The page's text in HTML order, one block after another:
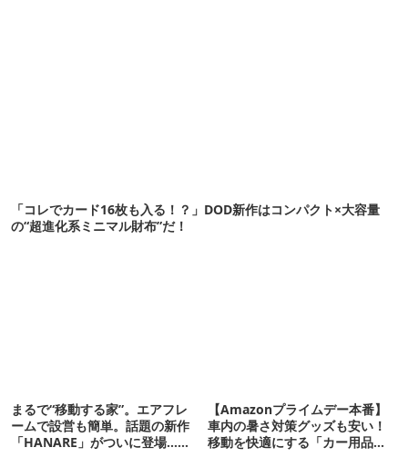
「コレでカード16枚も入る！？」DOD新作はコンパクト×大容量
の“超進化系ミニマル財布”だ！
まるで“移動する家”。エアフレ
ームで設営も簡単。話題の新作
「HANARE」がついに登場…！
【Amazonプライムデー本番】
車内の暑さ対策グッズも安い！
移動を快適にする「カー用品」